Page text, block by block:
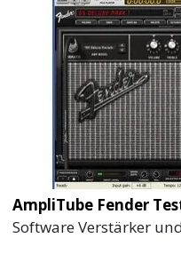
AmpliTube Fender
Software Verstärker